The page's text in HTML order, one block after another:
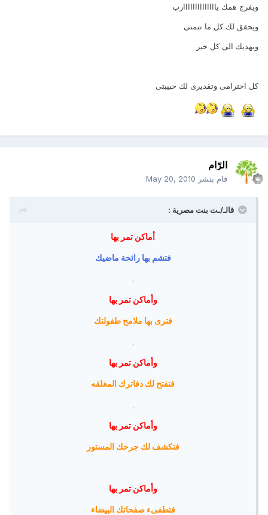
ويفرج همك ياااااااااااااارب
ويحقق لك كل ما تتمنى
ويهديك الى كل خير
كل احترامى وتقديرى لك حبيبتى
الرّام
قام بنشر May 20, 2010
قالـ/ـت بنت مصرية :
أماكن تمر بها
فتشم بها رائحة ماضيك
وأماكن تمر بها
فترى بها ملامح طفولتك
وأماكن تمر بها
فتفتح لك دفاترك المغلقه
وأماكن تمر بها
فتكشف لك جرحك المستور
وأماكن تمر بها
فتطفىء صفحاتك البيضاء